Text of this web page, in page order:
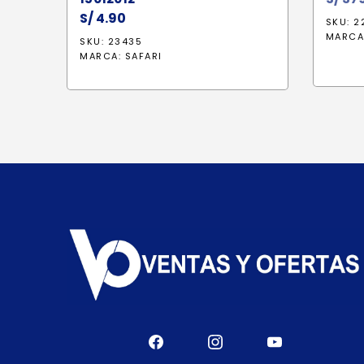
S/4.90
SKU: 23435
MARCA: SAFARI
SKU: